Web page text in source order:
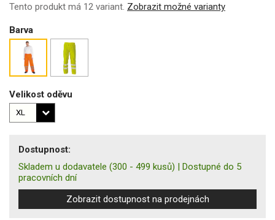
Tento produkt má 12 variant. Zobrazit možné varianty
Barva
Velikost oděvu
Dostupnost:
Skladem u dodavatele (300 - 499 kusů) | Dostupné do 5
pracovních dní
Zobrazit dostupnost na prodejnách